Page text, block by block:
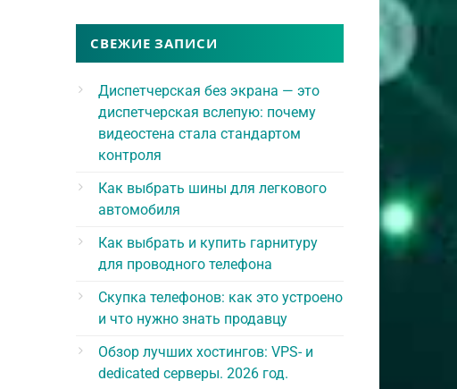
СВЕЖИЕ ЗАПИСИ
Диспетчерская без экрана — это
диспетчерская вслепую: почему
видеостена стала стандартом
контроля
Как выбрать шины для легкового
автомобиля
Как выбрать и купить гарнитуру
для проводного телефона
Скупка телефонов: как это устроено
и что нужно знать продавцу
Обзор лучших хостингов: VPS- и
dedicated серверы. 2026 год.